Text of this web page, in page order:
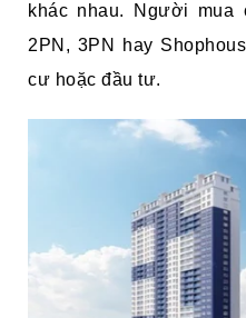
khác nhau. Người mua
2PN, 3PN hay
cư hoặc đầu tư.